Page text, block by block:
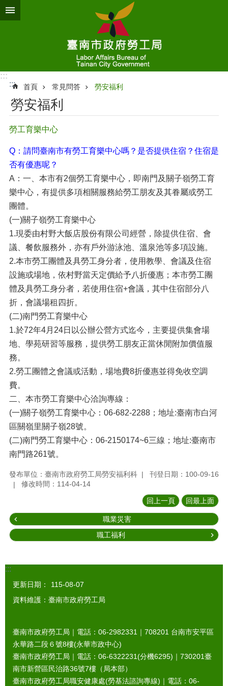
跳到主要內容區塊
:::
:::
首頁 常見問答 勞安福利
勞安福利
勞工育樂中心
Q：請問臺南市有勞工育樂中心嗎？是否提供住宿？住宿是
否有優惠呢？
A：一、本市有2個勞工育樂中心，即南門及關子嶺勞工育
樂中心，有提供多項相關服務給勞工朋友及其眷屬或勞工
團體。
(一)關子嶺勞工育樂中心
1.現委由村野大飯店股份有限公司經營，除提供住宿、會
議、餐飲服務外，亦有戶外游泳池、溫泉池等多項設施。
2.本市勞工團體及具勞工身分者，使用教學、會議及住宿
設施或場地，依村野當天定價給予八折優惠；本市勞工團
體及具勞工身分者，若使用住宿+會議，其中住宿部分八
折，會議場租四折。
(二)南門勞工育樂中心
1.於72年4月24日以公辦公營方式迄今，主要提供集會場
地、學苑研習等服務，提供勞工朋友正當休閒附加價值服
務。
2.勞工團體之會議或活動，場地費8折優惠並得免收空調
費。
二、本市勞工育樂中心洽詢專線：
(一)關子嶺勞工育樂中心：06-682-2288；地址:臺南市白河
區關嶺里關子嶺28號。
(二)南門勞工育樂中心：06-2150174~6三線；地址:臺南市
南門路261號。
發布單位：臺南市政府勞工局勞安福利科
刊登日期：100-09-16
修改時間：114-04-14
回上一頁 回最上面
職業災害
職工福利
:::
更新日期：
115-08-07
資料維護：臺南市政府勞工局
臺南市政府勞工局｜電話：06-2982331｜ 708201 台南市安平區
永華路二段６號8樓(永華市政中心)
臺南市政府勞工局｜電話：06-6322231(分機6295)｜ 730201臺
南市新營區民治路36號7樓（局本部）
臺南市政府勞工局職安健康處(勞基法諮詢專線)｜電話：06-